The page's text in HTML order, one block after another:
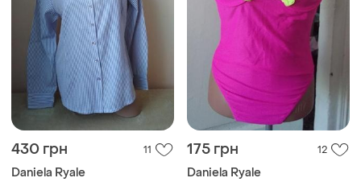
430 грн 11
Daniela Ryale
175 грн 12
Daniela Ryale